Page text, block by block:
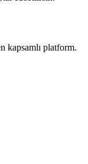
kapsamlı platform.